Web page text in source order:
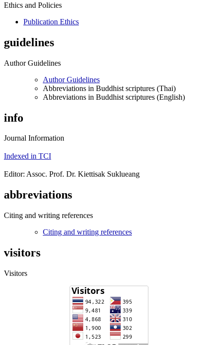
Ethics and Policies
Publication Ethics
guidelines
Author Guidelines
Author Guidelines
Abbreviations in Buddhist scriptures (Thai)
Abbreviations in Buddhist scriptures (English)
info
Journal Information
Indexed in TCI
Editor: Assoc. Prof. Dr. Kiettisak Suklueang
abbreviations
Citing and writing references
Citing and writing references
visitors
Visitors